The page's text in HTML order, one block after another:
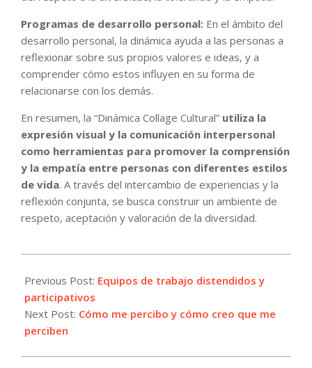
Programas de desarrollo personal: En el ámbito del
desarrollo personal, la dinámica ayuda a las personas a
reflexionar sobre sus propios valores e ideas, y a
comprender cómo estos influyen en su forma de
relacionarse con los demás.
En resumen, la “Dinámica Collage Cultural” utiliza la
expresión visual y la comunicación interpersonal
como herramientas para promover la comprensión
y la empatía entre personas con diferentes estilos
de vida. A través del intercambio de experiencias y la
reflexión conjunta, se busca construir un ambiente de
respeto, aceptación y valoración de la diversidad.
10-
30
Previous Post: Equipos de trabajo distendidos y
participativos
Next Post: Cómo me percibo y cómo creo que me
perciben